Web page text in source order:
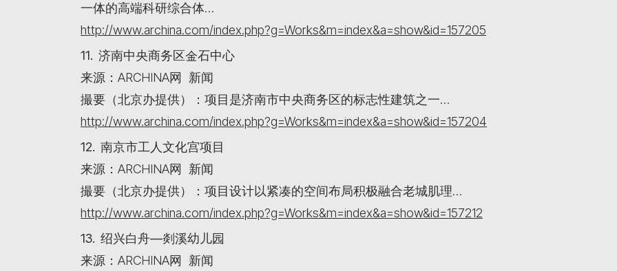
一体的高端科研综合体…
http://www.archina.com/index.php?g=Works&m=index&a=show&id=157205
11. 济南中央商务区金石中心
来源：ARCHINA网 新闻
撮要（北京办提供）：项目是济南市中央商务区的标志性建筑之一…
http://www.archina.com/index.php?g=Works&m=index&a=show&id=157204
12. 南京市工人文化宫项目
来源：ARCHINA网 新闻
撮要（北京办提供）：项目设计以紧凑的空间布局积极融合老城肌理…
http://www.archina.com/index.php?g=Works&m=index&a=show&id=157212
13. 绍兴白舟—剡溪幼儿园
来源：ARCHINA网 新闻